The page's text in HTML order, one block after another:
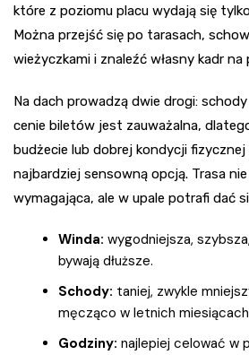
które z poziomu placu wydają się
Można przejść się po tarasach,
wieżyczkami i znaleźć własny kadr
Na dach prowadzą dwie drogi:
cenie biletów jest zauważalna,
budżecie lub dobrej kondycji
najbardziej sensowną opcją. Trasa
wymagająca, ale w upale potrafi dać
Winda: wygodniejsza,
bywają dłuższe.
Schody: taniej, zwykle
męcząco w letnich
Godziny: najlepiej celować w